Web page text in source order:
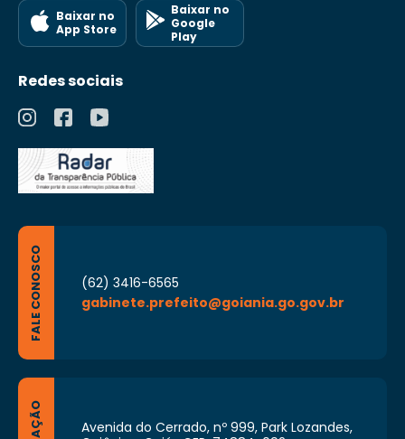
Baixar no
App Store
Baixar no
Google
Play
Redes sociais
FALE CONOSCO
(62) 3416-6565
gabinete.prefeito@goiania.go.gov.br
Avenida do Cerrado, nº 999, Park Lozandes,